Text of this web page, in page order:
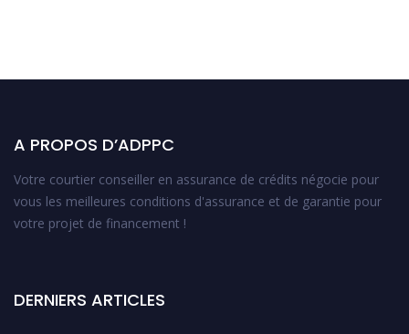
A PROPOS D’ADPPC
Votre courtier conseiller en assurance de crédits négocie pour
vous les meilleures conditions d'assurance et de garantie pour
votre projet de financement !
DERNIERS ARTICLES